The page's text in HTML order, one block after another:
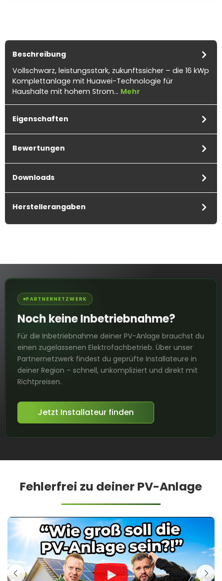
Beschreibung
Vollschwarz, leistungsstark, zukunftssicher – die 16 kWp
Komplettanlage mit Huawei-Technologie für
Haushalte mit hohem Strom… Mehr
Eigenschaften
Bewertungen
Downloads
Herstellerangaben
PARTNERNETZWERK
Noch keine Inbetriebnahme?
Für die Inbetriebnahme deiner PV-Anlage brauchst du
einen zugelassenen Elektrofachbetrieb. Über unser
Partnernetzwerk findest du geprüfte Installateure in
deiner Region – schnell, unkompliziert und direkt mit
Richtpreisen.
Jetzt Installateur finden
Fehlerfrei zu deiner PV-Anlage